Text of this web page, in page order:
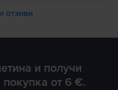
отзиви
и получи
покупка от 6 €.